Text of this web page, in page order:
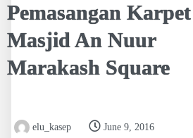
Pemasangan Karpet
Masjid An Nuur
Marakash Square
elu_kasep June 9, 2016